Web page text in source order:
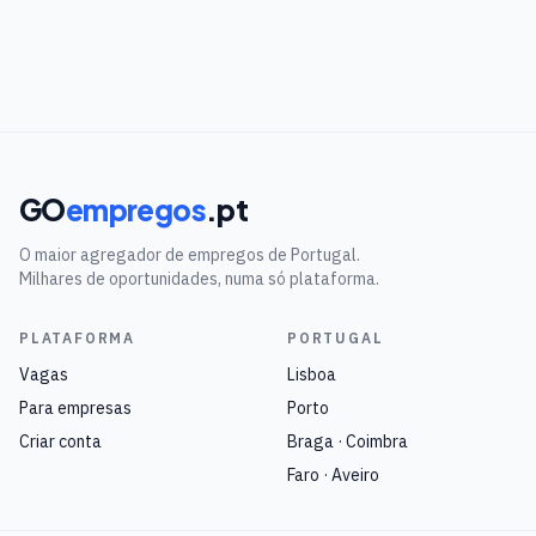
GOempregos.pt
O maior agregador de empregos de Portugal.
Milhares de oportunidades, numa só plataforma.
PLATAFORMA
Vagas
Para empresas
Criar conta
PORTUGAL
Lisboa
Porto
Braga · Coimbra
Faro · Aveiro